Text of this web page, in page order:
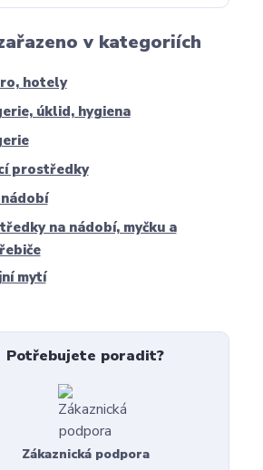
v kategoriích
hotely
úklid, hygiena
prostředky
na nádobí, myčku a
mytí
Potřebujete poradit?
Zákaznická podpora